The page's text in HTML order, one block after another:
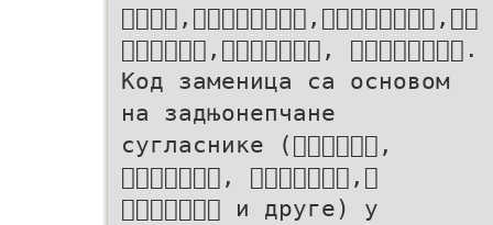
,,,
,, .
Код заменица са основом
на задњонепчане
сугласнике (,
, ,
 и друге) у